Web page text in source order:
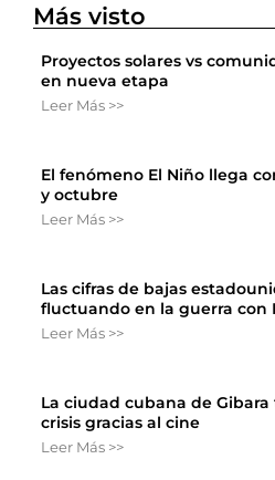
Más visto
Proyectos solares vs
en nueva etapa
Leer Más >>
El fenómeno El Niño llega
y octubre
Leer Más >>
Las cifras de bajas
fluctuando en la guerra con
Leer Más >>
La ciudad cubana de
crisis gracias al cine
Leer Más >>